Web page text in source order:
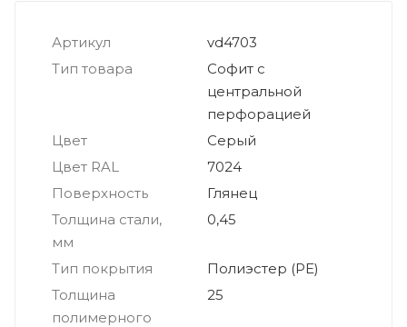
Артикул
vd4703
Тип товара
Софит с
центральной
перфорацией
Цвет
Серый
Цвет RAL
7024
Поверхность
Глянец
Толщина стали,
мм
0,45
Тип покрытия
Полиэстер (PE)
Толщина
полимерного
25